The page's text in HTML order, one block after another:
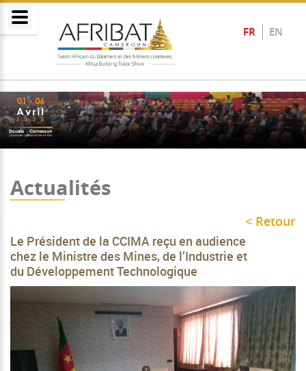
FR EN
Actualités
< Retour
Le Président de la CCIMA reçu en audience
chez le Ministre des Mines, de l’Industrie et
du Développement Technologique